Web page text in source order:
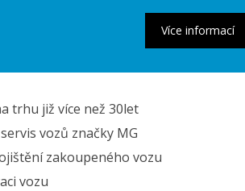
trhu již více než 30let
vozů značky MG
zakoupeného vozu
vozu